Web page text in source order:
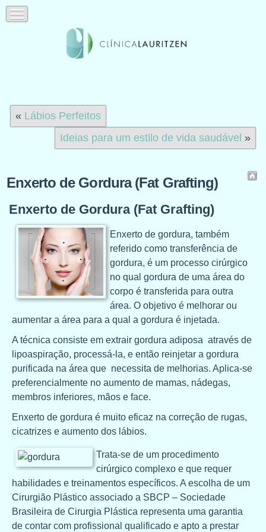
« Lábios Perfeitos
Ideias para um estilo de vida saudável »
Enxerto de Gordura (Fat Grafting)
Enxerto de Gordura (Fat Grafting)
Enxerto de gordura, também
referido como transferência de
gordura, é um processo cirúrgico
no qual gordura de uma área do
corpo é transferida para outra
área. O objetivo é melhorar ou
aumentar a área para a qual a gordura é injetada.
A técnica consiste em extrair gordura adiposa através de
lipoaspiração, processá-la, e então reinjetar a gordura
purificada na área que necessita de melhorias. Aplica-se
preferencialmente no aumento de mamas, nádegas,
membros inferiores, mãos e face.
Enxerto de gordura é muito eficaz na correção de rugas,
cicatrizes e aumento dos lábios.
Trata-se de um procedimento
cirúrgico complexo e que requer
habilidades e treinamentos específicos. A escolha de um
Cirurgião Plástico associado a SBCP – Sociedade
Brasileira de Cirurgia Plástica representa uma garantia
de contar com profissional qualificado e apto a prestar